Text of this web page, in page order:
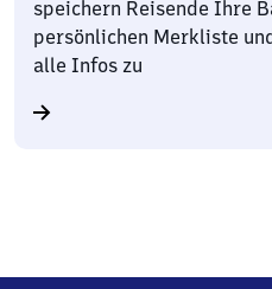
speichern Reisende Ihre
persönlichen Merkliste
alle Infos zu